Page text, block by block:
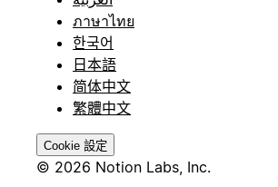
ภาษาไทย
한국어
日本語
简体中文
繁體中文
Cookie 設定
© 2026 Notion Labs, Inc.